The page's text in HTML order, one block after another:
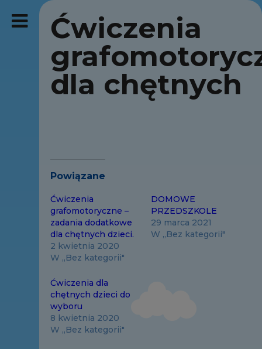
Ćwiczenia
dla chętnych
Powiązane
Ćwiczenia
grafomotoryczne –
zadania dodatkowe
dla chętnych dzieci.
2 kwietnia 2020
W „Bez kategorii"
DOMOWE
PRZEDSZKOLE
29 marca 2021
W „Bez kategorii"
Ćwiczenia dla
chętnych dzieci do
wyboru
8 kwietnia 2020
W „Bez kategorii"